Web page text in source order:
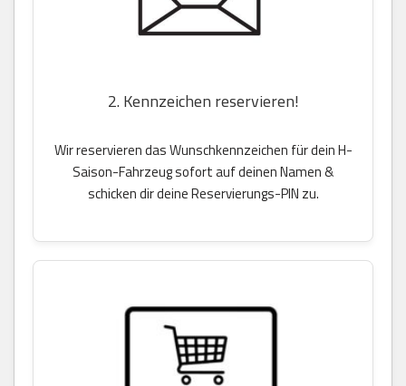
2. Kennzeichen reservieren!
Wir reservieren das Wunschkennzeichen für dein H-
Saison-Fahrzeug sofort auf deinen Namen &
schicken dir deine Reservierungs-PIN zu.